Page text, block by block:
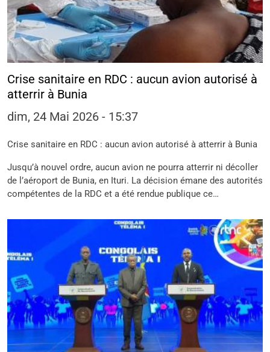
Crise sanitaire en RDC : aucun avion autorisé à
atterrir à Bunia
dim, 24 Mai 2026 - 15:37
Crise sanitaire en RDC : aucun avion autorisé à atterrir à Bunia
Jusqu’à nouvel ordre, aucun avion ne pourra atterrir ni décoller
de l’aéroport de Bunia, en Ituri. La décision émane des autorités
compétentes de la RDC et a été rendue publique ce…